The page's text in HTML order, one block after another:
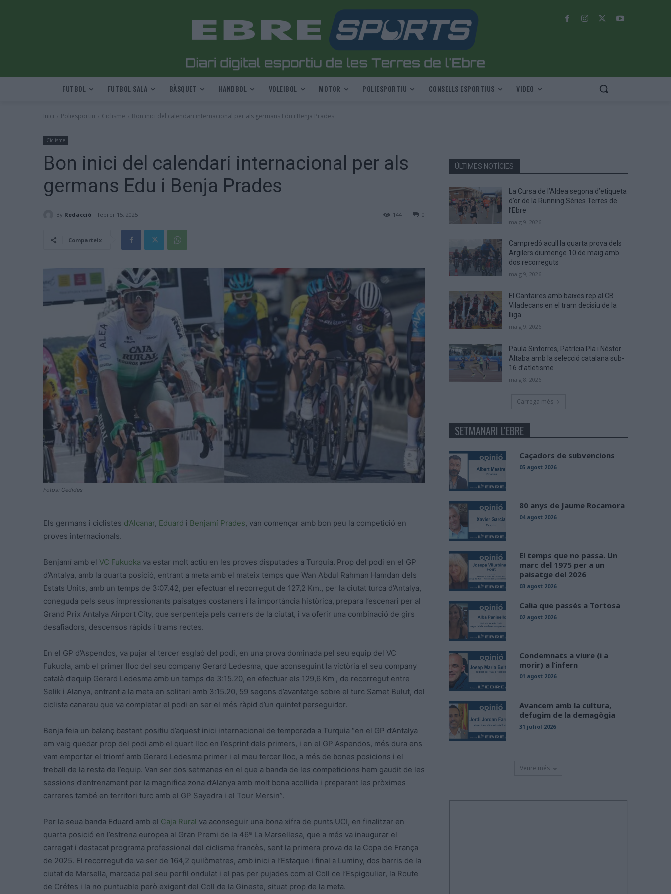
FUTBOL FUTBOL SALA BÀSQUET HANDBOL VOLEIBOL MOTOR POLIESPORTIU CONSELLS ESPORTIUS VIDEO
Inici Poliesportiu Ciclisme Bon inici del calendari internacional per als germans Edu i Benja Prades
Ciclisme
Bon inici del calendari internacional per als
germans Edu i Benja Prades
By Redacció febrer 15, 2025 0
144
Comparteix
Fotos: Cedides
Els germans i ciclistes d’Alcanar, Eduard i Benjamí Prades, van començar amb bon peu la competició en
proves internacionals.
Benjamí amb el VC Fukuoka va estar molt actiu en les proves disputades a Turquia. Prop del podi en el GP
d’Antalya, amb la quarta posició, entrant a meta amb el mateix temps que Wan Abdul Rahman Hamdan dels
Estats Units, amb un temps de 3:07.42, per efectuar el recorregut de 127,2 Km., per la ciutat turca d’Antalya,
coneguda pels seus impressionants paisatges costaners i la importància històrica, prepara l’escenari per al
Grand Prix Antalya Airport City, que serpenteja pels carrers de la ciutat, i va oferir una combinació de girs
desafiadors, descensos ràpids i trams rectes.
En el GP d’Aspendos, va pujar al tercer esglaó del podi, en una prova dominada pel seu equip del VC
Fukuola, amb el primer lloc del seu company Gerard Ledesma, que aconseguint la victòria el seu company
català d’equip Gerard Ledesma amb un temps de 3:15.20, en efectuar els 129,6 Km., de recorregut entre
Selik i Alanya, entrant a la meta en solitari amb 3:15.20, 59 segons d’avantatge sobre el turc Samet Bulut, del
ciclista canareu que va completar el podi en ser el més ràpid d’un quintet perseguidor.
Benja feia un balanç bastant positiu d’aquest inici internacional de temporada a Turquia “en el GP d’Antalya
em vaig quedar prop del podi amb el quart lloc en l’esprint dels primers, i en el GP Aspendos, més dura ens
vam emportar el triomf amb Gerard Ledesma primer i el meu tercer lloc, a més de bones posicions i el
treball de la resta de l’equip. Van ser dos setmanes en el que a banda de les competicions hem gaudit de les
sessions d’entrenament per la magnifica zona d’Alanya amb molt bona acollida i preparant les pròximes
carreres també en territori turc amb el GP Sayedra i el Tour Mersin”.
Per la seua banda Eduard amb el Caja Rural va aconseguir una bona xifra de punts UCI, en finalitzar en
quarta posició en l’estrena europea al Gran Premi de la 46ª La Marsellesa, que a més va inaugurar el
carregat i destacat programa professional del ciclisme francès, sent la primera prova de la Copa de França
de 2025. El recorregut de va ser de 164,2 quilòmetres, amb inici a l’Estaque i final a Luminy, dos barris de la
ciutat de Marsella, marcada pel seu perfil ondulat i el pas per pujades com el Coll de l’Espigoulier, la Route
de Crétes i la no puntuable però exigent del Coll de la Gineste, situat prop de la meta.
ÚLTIMES NOTÍCIES
La Cursa de l’Aldea segona d’etiqueta
d’or de la Running Sèries Terres de
l’Ebre
maig 9, 2026
Campredó acull la quarta prova dels
Argilers diumenge 10 de maig amb
dos recorreguts
maig 9, 2026
El Cantaires amb baixes rep al CB
Viladecans en el tram decisiu de la
lliga
maig 9, 2026
Paula Sintorres, Patrícia Pla i Néstor
Altaba amb la selecció catalana sub-
16 d’atletisme
maig 8, 2026
Carrega més
SETMANARI L'EBRE
Caçadors de subvencions
05 agost 2026
80 anys de Jaume Rocamora
04 agost 2026
El temps que no passa. Un
marc del 1975 per a un
paisatge del 2026
03 agost 2026
Calia que passés a Tortosa
02 agost 2026
Condemnats a viure (i a
morir) a l’infern
01 agost 2026
Avancem amb la cultura,
defugim de la demagògia
31 juliol 2026
Veure més